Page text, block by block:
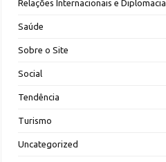
Relações Internacionais e Diplomacia
Saúde
Sobre o Site
Social
Tendência
Turismo
Uncategorized